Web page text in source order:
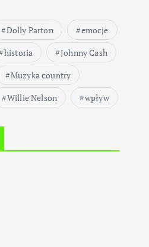
Dolly Parton
emocje
historia
Johnny Cash
Muzyka country
Willie Nelson wpływ